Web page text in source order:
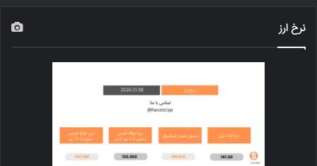
نرخ ارز